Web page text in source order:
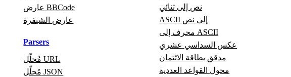
عارض BBCode
عارض الشيفرة
Parsers
مُحلّل URL
مُحلّل JSON
نص إلى ثنائي
ASCII إلى نص
محرف إلى ASCII
عكس السداسي عشري
مدقق بطاقة الائتمان
محول القواعد العددية